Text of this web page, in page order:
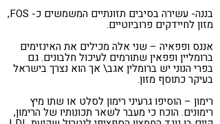
בננה- עשירה בסיבים תזונתיים המשמשים כ- FOS,
מזון לחיידקים פרוביוטיים.
אננס ופפאיה – שני אלה מכילים את האינזימים
ברומליין ופפאין שתורמים לעיכול חלבונים. גם
בפרי הנוני יש ברומלין אגב\ אך הוא נצרך בישראל
בעיקר כתוסף מזון.
רימון – הוסיפו גרעיני רימון לסלט או שתו מיץ
רימונים. הוכח כי מעבר לשאר תכונותיו של הרימון,